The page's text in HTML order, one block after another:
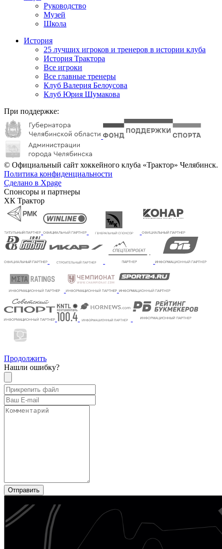
Руководство
Музей
Школа
История
25 лучших игроков и тренеров в истории клуба
История Трактора
Все игроки
Все главные тренеры
Клуб Валерия Белоусова
Клуб Юрия Шумакова
При поддержке:
© Официальный сайт хоккейного клуба «Трактор» Челябинск.
Политика конфиденциальности
Сделано в Xpage
Спонсоры и партнеры
ХК Трактор
Продолжить
Нашли ошибку?